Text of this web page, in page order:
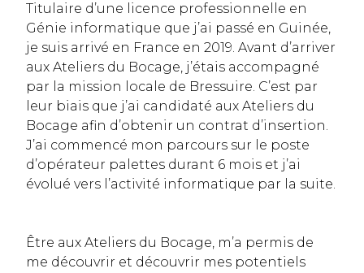
Titulaire d’une licence professionnelle en
Génie informatique que j’ai passé en Guinée,
je suis arrivé en France en 2019. Avant d’arriver
aux Ateliers du Bocage, j’étais accompagné
par la mission locale de Bressuire. C’est par
leur biais que j’ai candidaté aux Ateliers du
Bocage afin d’obtenir un contrat d’insertion.
J’ai commencé mon parcours sur le poste
d’opérateur palettes durant 6 mois et j’ai
évolué vers l’activité informatique par la suite.
Être aux Ateliers du Bocage, m’a permis de
me découvrir et découvrir mes potentiels